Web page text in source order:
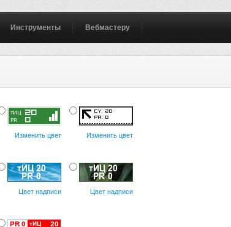
Инструменты Вебмастеру
Изменить цвет Изменить цвет
Цвет надписи Цвет надписи